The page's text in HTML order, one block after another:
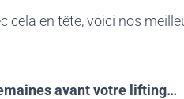
cela en tête, voici nos
avant votre lifting…